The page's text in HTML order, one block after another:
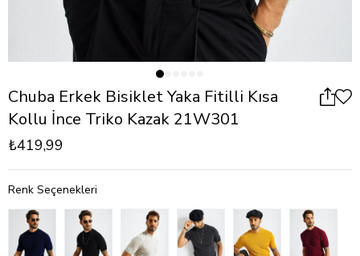
Chuba Erkek Bisiklet Yaka Fitilli Kısa
Kollu İnce Triko Kazak 21W301
₺419,99
Renk Seçenekleri